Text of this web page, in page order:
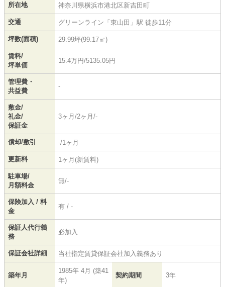
所在地 神奈川県横浜市港北区新吉田町
交通 グリーンライン 「 東山田 」駅 徒歩11分
坪数(面積) 29.99坪(99.17㎡)
賃料/
坪単価
15.4万円/5135.05円
管理費・
共益費
-
敷金/
礼金/
保証金
3ヶ月/2ヶ月/-
償却/敷引 -/1ヶ月
更新料 1ヶ月(新賃料)
駐車場/
月額料金
無/-
保険加入 / 料
金
有 / -
保証人代行義
務
必加入
保証会社詳細 当社指定賃貸保証会社加入義務あり
築年月
1985年 4月 (築41
年)
契約期間 3年